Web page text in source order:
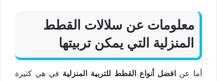
معلومات عن سلالات القطط
المنزلية التي يمكن تربيتها
أما عن افضل أنواع القطط للتربية المنزلية في هي كثيرة